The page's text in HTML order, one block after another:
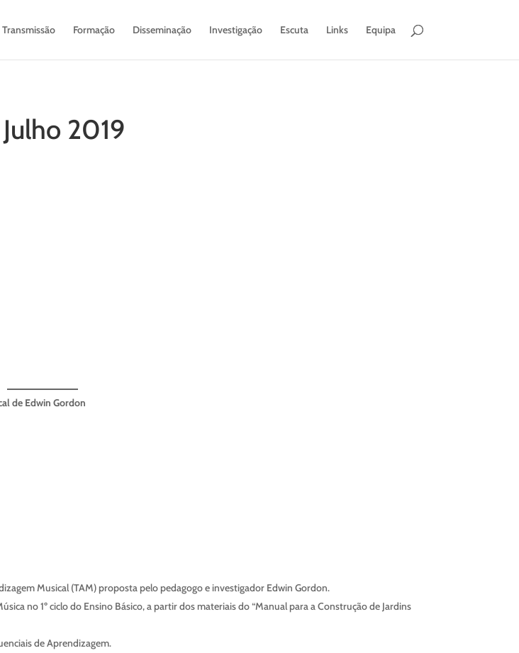
Transmissão Formação Disseminação Investigação Escuta Links Equipa
2019
de Edwin Gordon
Musical (TAM) proposta pelo pedagogo e investigador Edwin Gordon.
no 1º ciclo do Ensino Básico, a partir dos materiais do “Manual para a Construção de Jardins
de Aprendizagem.